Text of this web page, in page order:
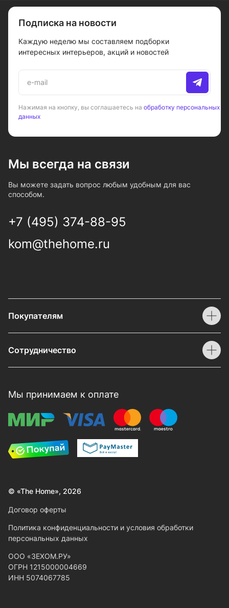
Подписка на новости
Каждую неделю мы составляем подборки
интересных интерьеров, акций и новостей
Нажимая на кнопку, вы соглашаетесь на обработку персональных
данных
Мы всегда на связи
Вы можете задать вопрос любым удобным для вас
способом.
+7 (495) 374-88-95
kom@thehome.ru
Покупателям
Сотрудничество
Мы принимаем к оплате
© «The Home», 2026
Договор оферты
Политика конфиденциальности и условия обработки
персональных данных
ООО «ЗЕХОМ.РУ»
ОГРН 1215000004669
ИНН 5074067785